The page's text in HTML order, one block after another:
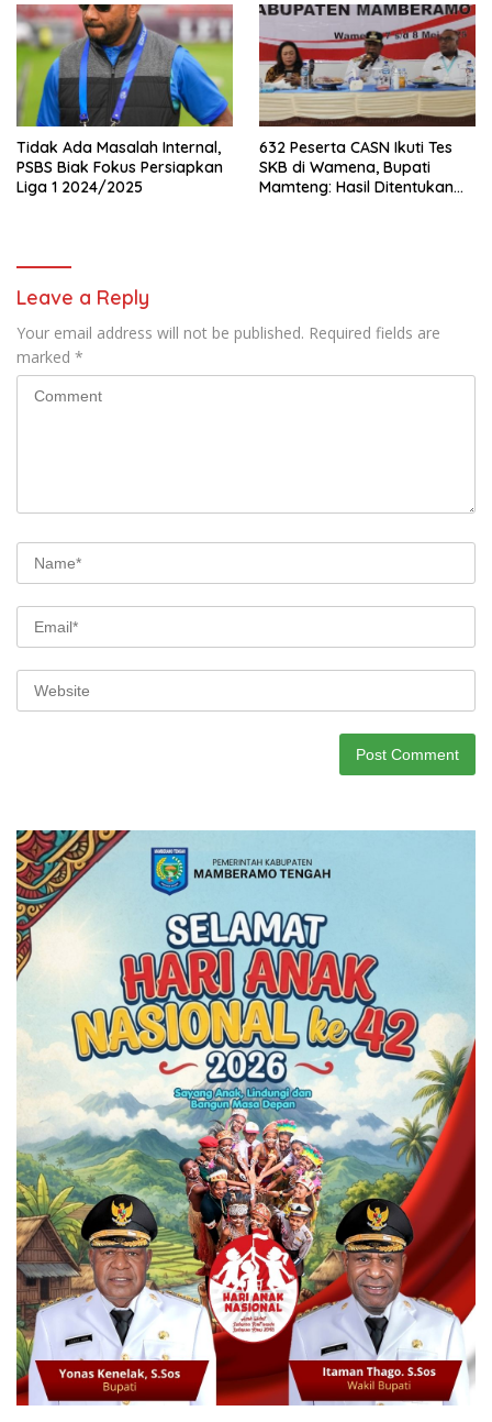
Bola
Tidak Ada Masalah Internal,
PSBS Biak Fokus Persiapkan
Liga 1 2024/2025
632 Peserta CASN Ikuti Tes
SKB di Wamena, Bupati
Mamteng: Hasil Ditentukan
Leave a Reply
Your email address will not be published. Required fields are
marked *